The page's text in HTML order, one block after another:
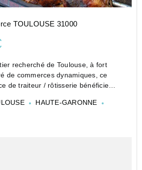
TOULOUSE 31000
recherché de Toulouse, à fort
de commerces dynamiques, ce
de traiteur / rôtisserie bénéficie
pouvoir d'achat co...
HAUTE-GARONNE